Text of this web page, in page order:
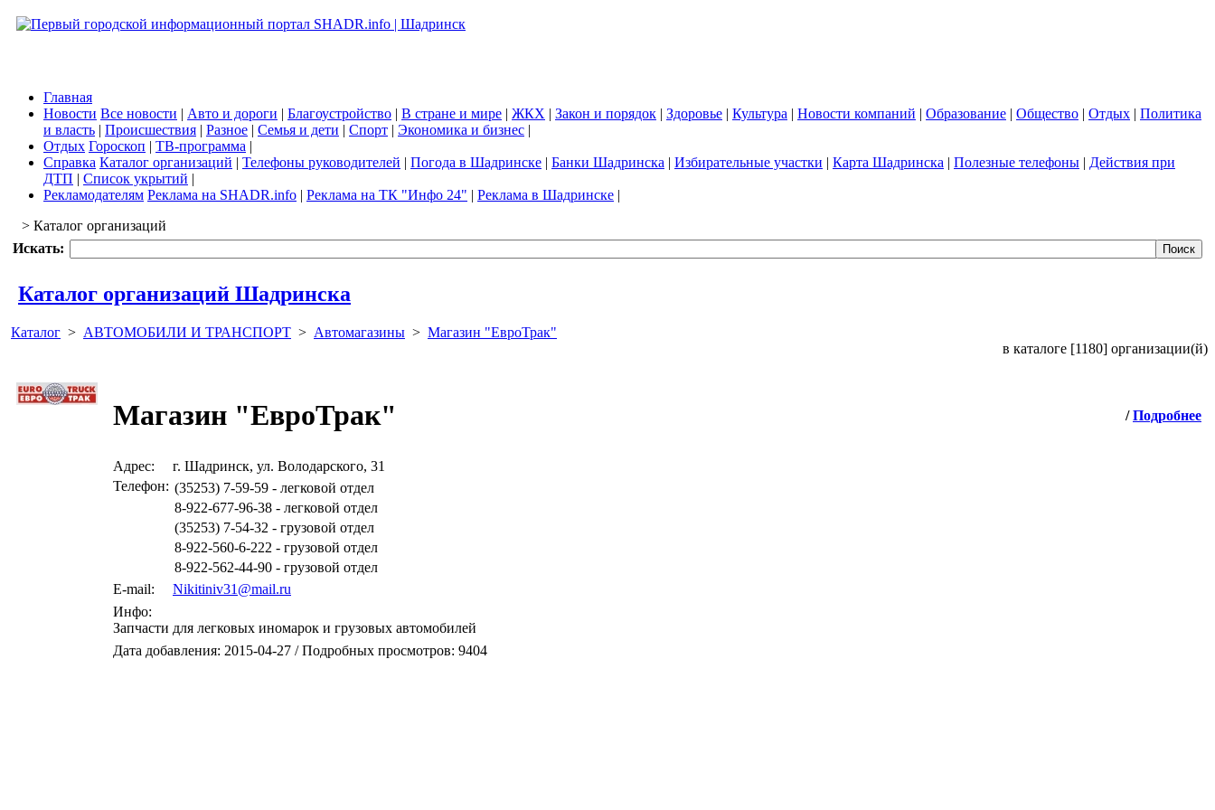
Главная
Новости Все новости | Авто и дороги | Благоустройство | В стране и мире | ЖКХ | Закон и порядок | Здоровье | Культура | Новости компаний | Образование | Общество | Отдых | Политика
и власть | Происшествия | Разное | Семья и дети | Спорт | Экономика и бизнес |
Отдых Гороскоп | ТВ-программа |
Справка Каталог организаций | Телефоны руководителей | Погода в Шадринске | Банки Шадринска | Избирательные участки | Карта Шадринска | Полезные телефоны | Действия при
ДТП | Список укрытий |
Рекламодателям Реклама на SHADR.info | Реклама на ТК "Инфо 24" | Реклама в Шадринске |
> Каталог организаций
Искать:
Каталог организаций Шадринска
Каталог > АВТОМОБИЛИ И ТРАНСПОРТ > Автомагазины > Магазин "ЕвроТрак"
в каталоге [1180] организации(й)
Магазин "ЕвроТрак" / Подробнее
Адрес:
г. Шадринск, ул. Володарского, 31
Телефон: (35253) 7-59-59 - легковой отдел
8-922-677-96-38 - легковой отдел
(35253) 7-54-32 - грузовой отдел
8-922-560-6-222 - грузовой отдел
8-922-562-44-90 - грузовой отдел
E-mail:
Nikitiniv31@mail.ru
Инфо:
Запчасти для легковых иномарок и грузовых автомобилей
Дата добавления: 2015-04-27 / Подробных просмотров: 9404